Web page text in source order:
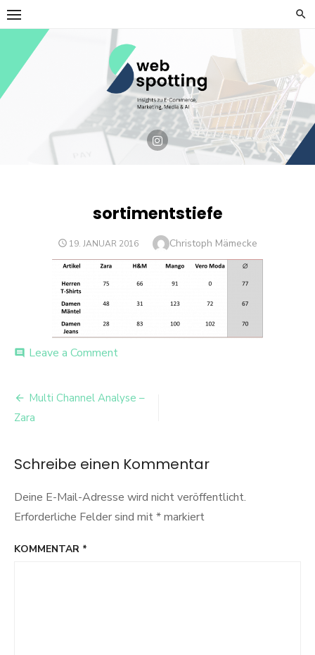
Skip
to
content
sortimentstiefe
POSTED
19. JANUAR 2016 Author
Christoph Mämecke
comment Leave a Commenton
Beitrags-
Navigation
Multi Channel Analyse –
Zara
Schreibe einen Kommentar
Deine E-Mail-Adresse wird nicht veröffentlicht.
Erforderliche Felder sind mit*markiert
KOMMENTAR *